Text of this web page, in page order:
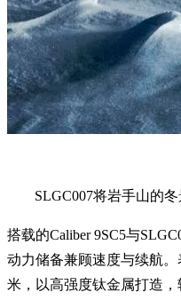
SLGC007将岩手山的
搭载的Caliber 9SC5与
动力储备兼顾速度与续航。
米，以高强度钛金属打造